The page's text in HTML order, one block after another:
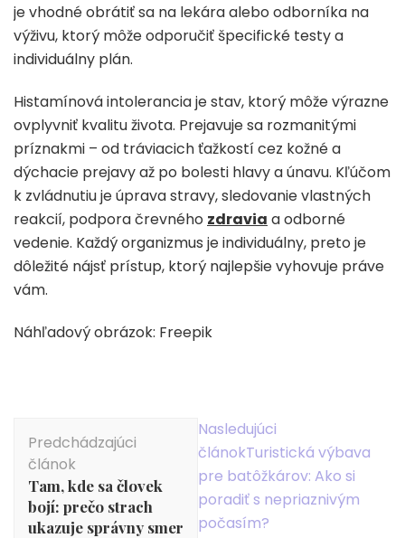
je vhodné obrátiť sa na lekára alebo odborníka na
výživu, ktorý môže odporučiť špecifické testy a
individuálny plán.
Histamínová intolerancia je stav, ktorý môže výrazne
ovplyvniť kvalitu života. Prejavuje sa rozmanitými
príznakmi – od tráviacich ťažkostí cez kožné a
dýchacie prejavy až po bolesti hlavy a únavu. Kľúčom
k zvládnutiu je úprava stravy, sledovanie vlastných
reakcií, podpora črevného zdravia a odborné
vedenie. Každý organizmus je individuálny, preto je
dôležité nájsť prístup, ktorý najlepšie vyhovuje práve
vám.
Náhľadový obrázok: Freepik
Navigácia
článku
Predchádzajúci
článok
Tam, kde sa človek
bojí: prečo strach
ukazuje správny smer
Nasledujúci
článokTuristická výbava
pre batôžkárov: Ako si
poradiť s nepriaznivým
počasím?